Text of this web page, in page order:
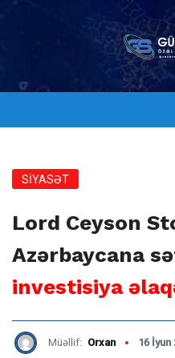
SİYASƏT
Lord Ceyson
Azərbaycana
investisiya
Müəllif: Orxan 16 İyun